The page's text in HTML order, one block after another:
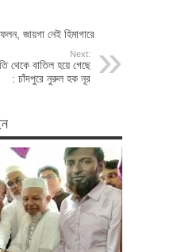
জায়গা নেই হিমাগারে
Next:
থেকে বাতিল হয়ে গেছে
: চাঁদপুরে নুরুল হক নূর